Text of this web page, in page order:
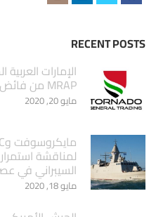
RECENT POSTS
الإمارات العربية
MRAP من فائض العتاد الدفاعي الأمريكي
مايو 20, 2020
لمناقشة
السيبراني في
مايو 18, 2020